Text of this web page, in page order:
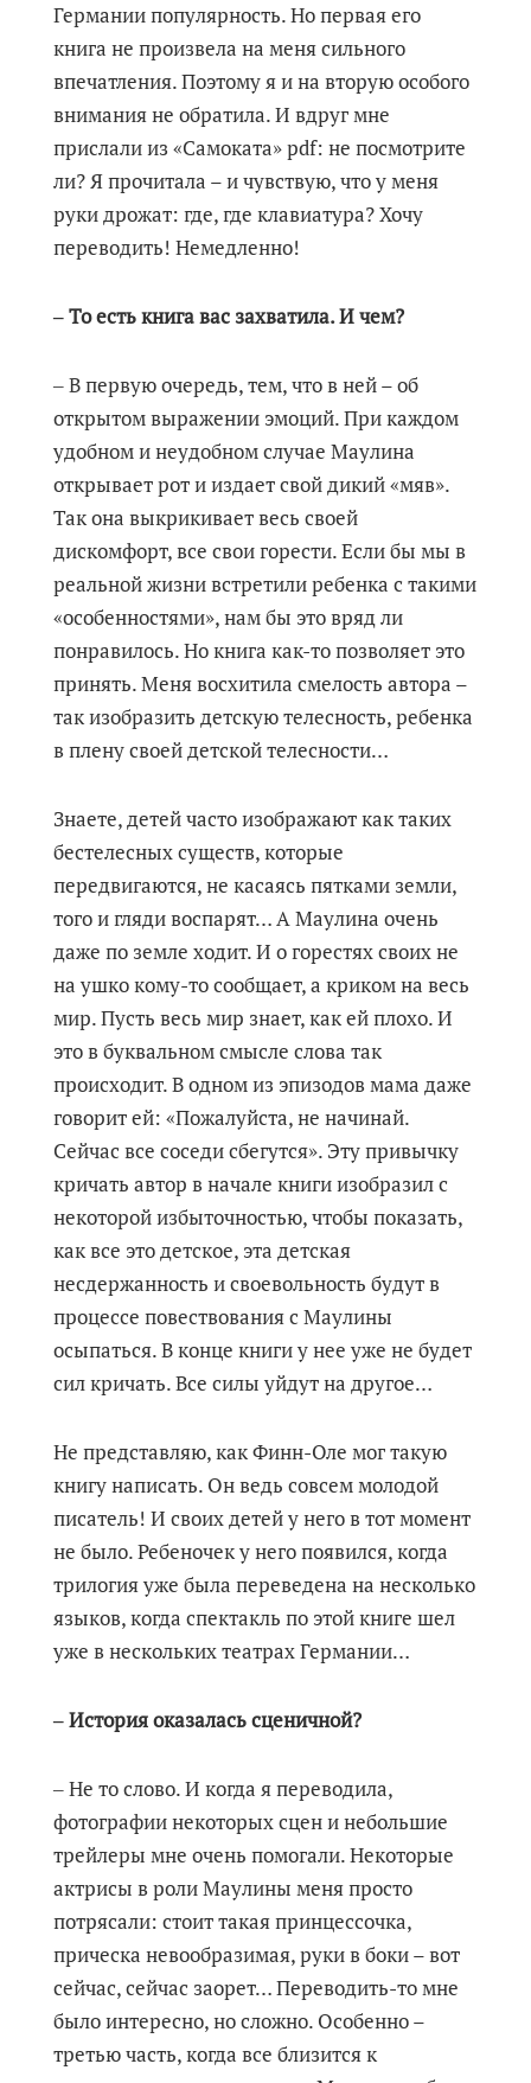
Германии популярность. Но первая его
книга не произвела на меня сильного
впечатления. Поэтому я и на вторую особого
внимания не обратила. И вдруг мне
прислали из «Самоката» pdf: не посмотрите
ли? Я прочитала – и чувствую, что у меня
руки дрожат: где, где клавиатура? Хочу
переводить! Немедленно!
‒ То есть книга вас захватила. И чем?
‒ В первую очередь, тем, что в ней – об
открытом выражении эмоций. При каждом
удобном и неудобном случае Маулина
открывает рот и издает свой дикий «мяв».
Так она выкрикивает весь своей
дискомфорт, все свои горести. Если бы мы в
реальной жизни встретили ребенка с такими
«особенностями», нам бы это вряд ли
понравилось. Но книга как-то позволяет это
принять. Меня восхитила смелость автора –
так изобразить детскую телесность, ребенка
в плену своей детской телесности…
Знаете, детей часто изображают как таких
бестелесных существ, которые
передвигаются, не касаясь пятками земли,
того и гляди воспарят… А Маулина очень
даже по земле ходит. И о горестях своих не
на ушко кому-то сообщает, а криком на весь
мир. Пусть весь мир знает, как ей плохо. И
это в буквальном смысле слова так
происходит. В одном из эпизодов мама даже
говорит ей: «Пожалуйста, не начинай.
Сейчас все соседи сбегутся». Эту привычку
кричать автор в начале книги изобразил с
некоторой избыточностью, чтобы показать,
как все это детское, эта детская
несдержанность и своевольность будут в
процессе повествования с Маулины
осыпаться. В конце книги у нее уже не будет
сил кричать. Все силы уйдут на другое…
Не представляю, как Финн-Оле мог такую
книгу написать. Он ведь совсем молодой
писатель! И своих детей у него в тот момент
не было. Ребеночек у него появился, когда
трилогия уже была переведена на несколько
языков, когда спектакль по этой книге шел
уже в нескольких театрах Германии…
‒ История оказалась сценичной?
‒ Не то слово. И когда я переводила,
фотографии некоторых сцен и небольшие
трейлеры мне очень помогали. Некоторые
актрисы в роли Маулины меня просто
потрясали: стоит такая принцессочка,
прическа невообразимая, руки в боки – вот
сейчас, сейчас заорет… Переводить-то мне
было интересно, но сложно. Особенно –
третью часть, когда все близится к